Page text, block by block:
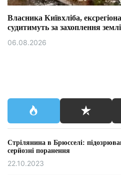
Власника Київхліба,
судитимуть за захоплення
06.08.2026
Стрілянина в Брюсселі:
серйозні поранення
22.10.2023